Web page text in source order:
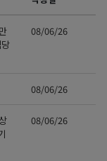
08/06/26
08/06/26
08/06/26